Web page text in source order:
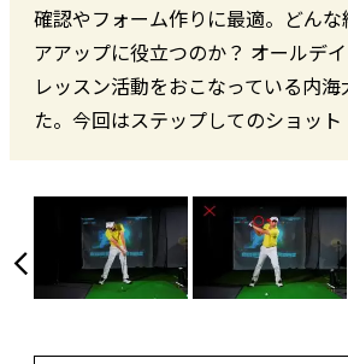
確認やフォーム作りに最適。どん
アアップに役立つのか？ オールデ
レッスン活動をおこなっている内
た。今回はステップしてのショッ